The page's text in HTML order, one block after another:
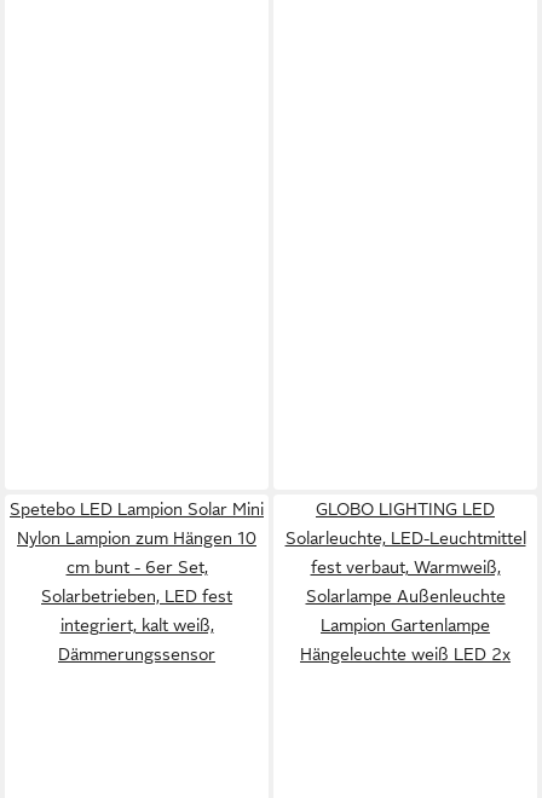
Spetebo LED Lampion Solar Mini
Nylon Lampion zum Hängen 10
cm bunt - 6er Set,
Solarbetrieben, LED fest
integriert, kalt weiß,
Dämmerungssensor
GLOBO LIGHTING LED
Solarleuchte, LED-Leuchtmittel
fest verbaut, Warmweiß,
Solarlampe Außenleuchte
Lampion Gartenlampe
Hängeleuchte weiß LED 2x